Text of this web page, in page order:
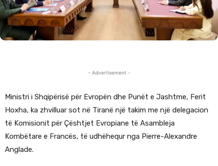
- Advertisement -
Ministri i Shqipërisë për Evropën dhe Punët e Jashtme, Ferit
Hoxha, ka zhvilluar sot në Tiranë një takim me një delegacion
të Komisionit për Çështjet Evropiane të Asambleja
Kombëtare e Francës, të udhëhequr nga Pierre-Alexandre
Anglade.